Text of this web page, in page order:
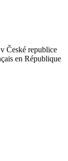
České republice
en République